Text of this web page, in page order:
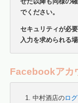
でください。
セキュリティが必
入力を求められる
Facebookアカ
中村酒店のロ